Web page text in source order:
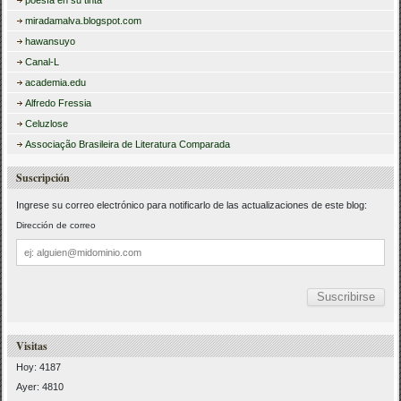
miradamalva.blogspot.com
hawansuyo
Canal-L
academia.edu
Alfredo Fressia
Celuzlose
Associação Brasileira de Literatura Comparada
Suscripción
Ingrese su correo electrónico para notificarlo de las actualizaciones de este blog:
Dirección de correo
Dirección
de
correo
Visitas
Hoy: 4187
Ayer: 4810